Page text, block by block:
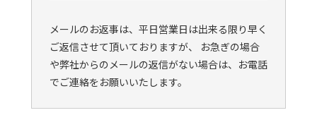
メールのお返事は、平日営業日は出来る限り早く
ご返信させて頂いておりますが、 お急ぎの場合
や弊社からのメールの返信がない場合は、お電話
でご連絡をお願いいたします。